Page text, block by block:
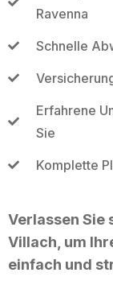
Ravenna
Schnelle
Erfahrene
Sie
Komplette
Verlassen Sie
Villach, um
einfach und